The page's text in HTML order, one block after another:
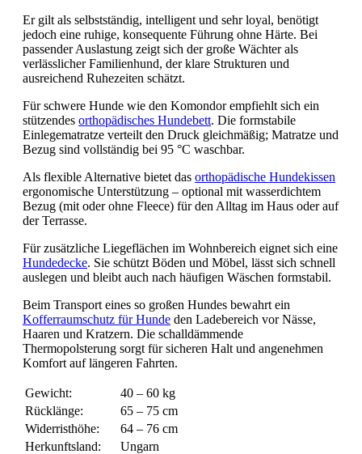
Er gilt als selbstständig, intelligent und sehr loyal, benötigt
jedoch eine ruhige, konsequente Führung ohne Härte. Bei
passender Auslastung zeigt sich der große Wächter als
verlässlicher Familienhund, der klare Strukturen und
ausreichend Ruhezeiten schätzt.
Für schwere Hunde wie den Komondor empfiehlt sich ein
stützendes orthopädisches Hundebett. Die formstabile
Einlegematratze verteilt den Druck gleichmäßig; Matratze und
Bezug sind vollständig bei 95 °C waschbar.
Als flexible Alternative bietet das orthopädische Hundekissen
ergonomische Unterstützung – optional mit wasserdichtem
Bezug (mit oder ohne Fleece) für den Alltag im Haus oder auf
der Terrasse.
Für zusätzliche Liegeflächen im Wohnbereich eignet sich eine
Hundedecke. Sie schützt Böden und Möbel, lässt sich schnell
auslegen und bleibt auch nach häufigen Wäschen formstabil.
Beim Transport eines so großen Hundes bewahrt ein
Kofferraumschutz für Hunde den Ladebereich vor Nässe,
Haaren und Kratzern. Die schalldämmende
Thermopolsterung sorgt für sicheren Halt und angenehmen
Komfort auf längeren Fahrten.
Gewicht:
40 – 60 kg
Rücklänge:
65 – 75 cm
Widerristhöhe:
64 – 76 cm
Herkunftsland:
Ungarn